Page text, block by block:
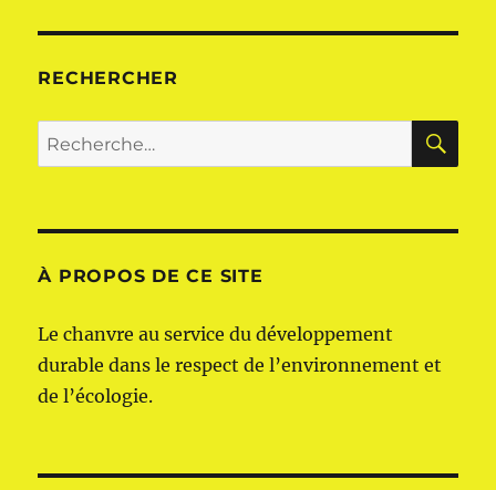
RECHERCHER
Recherche
pour :
À PROPOS DE CE SITE
Le chanvre au service du développement
durable dans le respect de l’environnement et
de l’écologie.